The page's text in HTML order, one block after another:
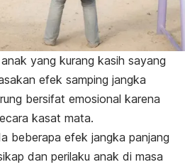
yang kurang kasih sayang
efek samping jangka
bersifat emosional karena
kasat mata.
beberapa efek jangka panjang
dan perilaku anak di masa